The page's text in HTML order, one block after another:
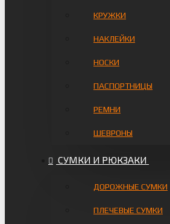
КРУЖКИ
НАКЛЕЙКИ
НОСКИ
ПАСПОРТНИЦЫ
РЕМНИ
ШЕВРОНЫ
СУМКИ И РЮКЗАКИ
ДОРОЖНЫЕ СУМКИ
ПЛЕЧЕВЫЕ СУМКИ